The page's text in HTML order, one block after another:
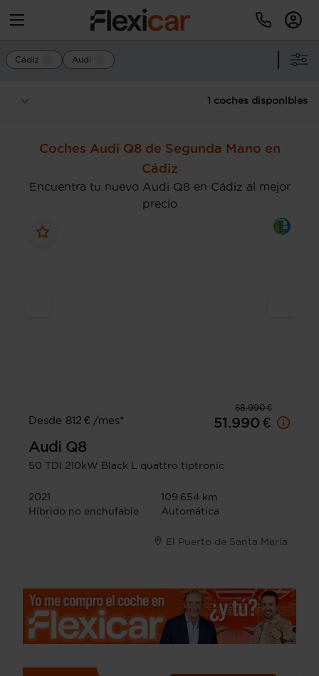
Cádiz Audi
1 coches disponibles
Coches Audi Q8 de Segunda Mano en
Cádiz
Encuentra tu nuevo Audi Q8 en Cádiz al mejor
precio
58.990 €
Desde 812 € /mes*
51.990 €
Audi Q8
50 TDI 210kW Black L quattro tiptronic
2021
109.654 km
Híbrido no enchufable
Automática
El Puerto de Santa María